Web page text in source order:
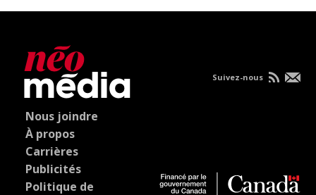
Nous joindre
À propos
Carrières
Publicités
Politique de
Suivez-nous